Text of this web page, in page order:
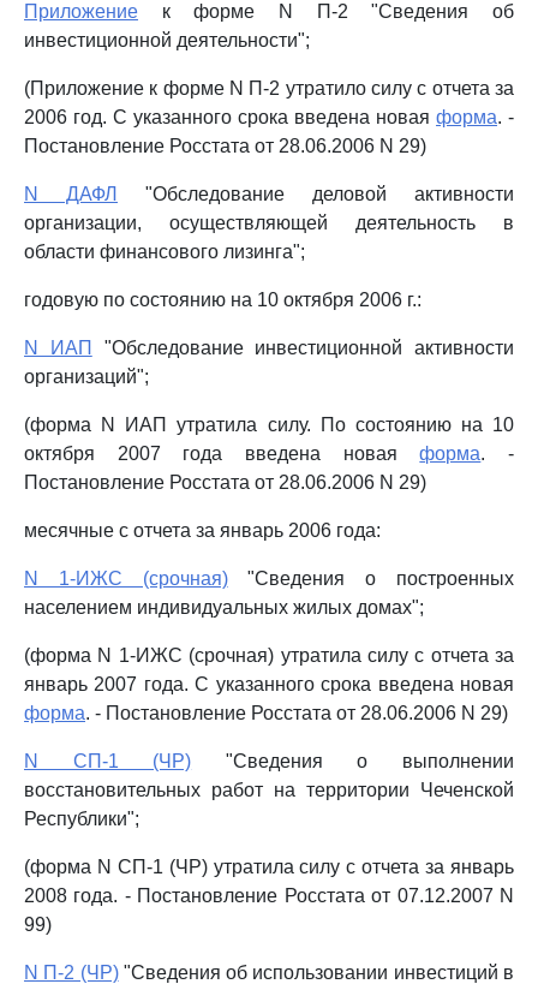
Приложение к форме N П-2 "Сведения об
инвестиционной деятельности";
(Приложение к форме N П-2 утратило силу с отчета за
2006 год. С указанного срока введена новая форма. -
Постановление Росстата от 28.06.2006 N 29)
N ДАФЛ
"Обследование деловой активности
организации, осуществляющей деятельность в
области финансового лизинга";
годовую по состоянию на 10 октября 2006 г.:
N ИАП
"Обследование инвестиционной активности
организаций";
(форма N ИАП утратила силу. По состоянию на 10
октября 2007 года введена новаяформа. -
Постановление Росстата от 28.06.2006 N 29)
месячные с отчета за январь 2006 года:
N 1-ИЖС (срочная)"Сведения о построенных
населением индивидуальных жилых домах";
(форма N 1-ИЖС (срочная) утратила силу с отчета за
январь 2007 года. С указанного срока введена новая
форма. - Постановление Росстата от 28.06.2006 N 29)
N СП-1 (ЧР) "Сведения о выполнении
восстановительных работ на территории Чеченской
Республики";
(форма N СП-1 (ЧР) утратила силу с отчета за январь
2008 года. - Постановление Росстата от 07.12.2007 N
99)
N П-2 (ЧР)"Сведения об использовании инвестиций в